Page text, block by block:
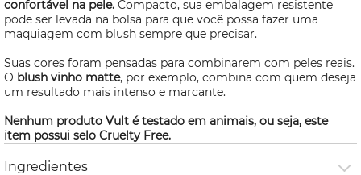
confortável na pele. Compacto, sua embalagem resistente
pode ser levada na bolsa para que você possa fazer uma
maquiagem com blush sempre que precisar.
Suas cores foram pensadas para combinarem com peles reais.
O blush vinho matte, por exemplo, combina com quem deseja
um resultado mais intenso e marcante.
Nenhum produto Vult é testado em animais, ou seja, este
item possui selo Cruelty Free.
Ingredientes